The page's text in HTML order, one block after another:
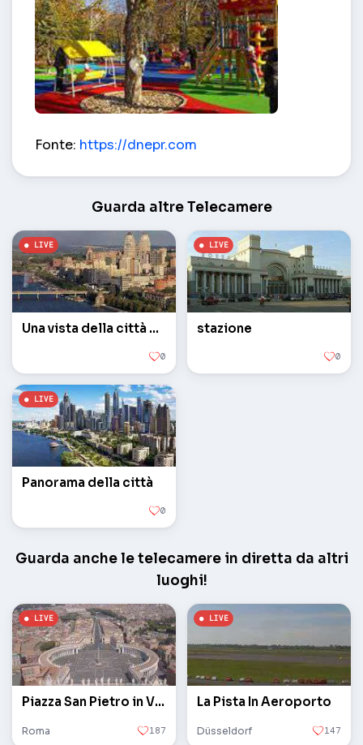
Fonte: https://dnepr.com
Guarda altre Telecamere
Una vista della città da un'altezza
0
stazione
0
Panorama della città
0
Guarda anche le telecamere in diretta da altri
luoghi!
Piazza San Pietro in Vaticano
Roma 187
La Pista In Aeroporto
Düsseldorf 147